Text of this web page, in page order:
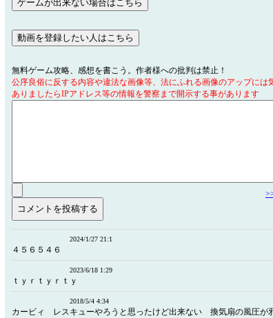
無料ゲーム攻略、感想を書こう。作者様への批判は禁止！
公序良俗に反する内容や違法な画像等、法にふれる画像のアップには
ありましたらIPアドレス等の情報を警察まで開示する事があります
2024/1/27 21:1
４５６５４６
2023/6/18 1:29
ｔｙｒｔｙｒｔｙ
2018/5/4 4:34
カービィ レスキューやろうと思ったけど出来ない 換気扇の風圧が